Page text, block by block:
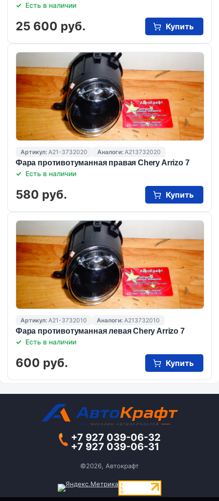
Есть в наличии
25 600 руб. Купить
Артикул: A21-3732020 Аналоги: A213732020
Фара противотуманная правая Chery Arrizo 7
Есть в наличии
580 руб. Купить
Артикул: A21-3732010 Аналоги: A213732010
Фара противотуманная левая Chery Arrizo 7
Есть в наличии
600 руб. Купить
+7 927 039-06-32
+7 927 039-06-31
©2026, Автокрафт